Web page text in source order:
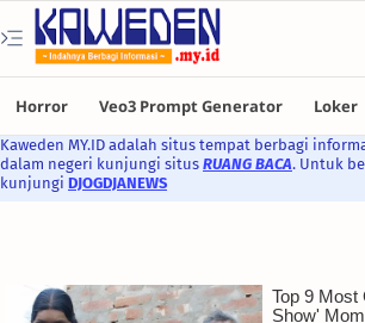
Kaweden MY.ID adalah situs tempat berbagi
dalam negeri kunjungi situs RUANG BACA. Untuk
kunjungi DJOGDJANEWS